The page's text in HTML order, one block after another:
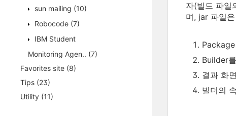
sun mailing (10)
Robocode (7)
IBM Student
Monitoring Agen.. (7)
Favorites site (8)
Tips (23)
Utility (11)
자(빌드 파일
며, jar 파일
Builder
결과 화
빌더의